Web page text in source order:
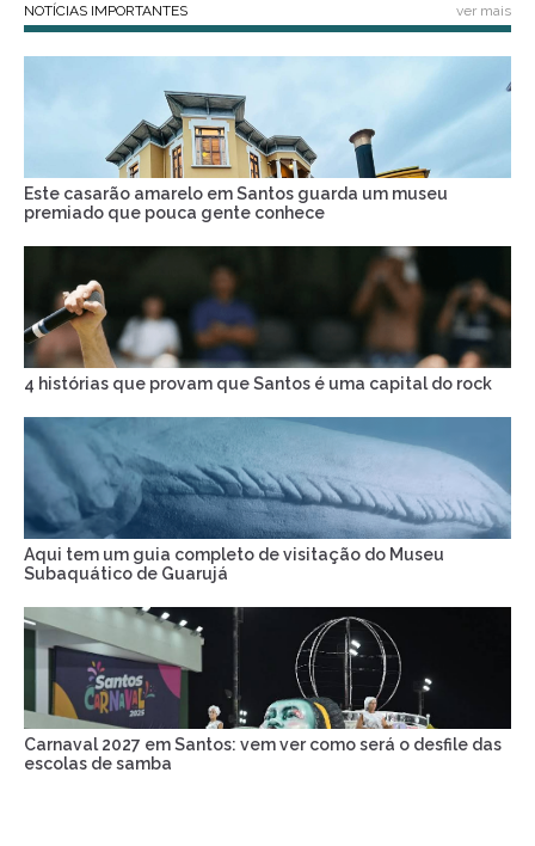
NOTÍCIAS IMPORTANTES ver mais
Este casarão amarelo em Santos guarda um museu
premiado que pouca gente conhece
4 histórias que provam que Santos é uma capital do rock
Aqui tem um guia completo de visitação do Museu
Subaquático de Guarujá
Carnaval 2027 em Santos: vem ver como será o desfile das
escolas de samba